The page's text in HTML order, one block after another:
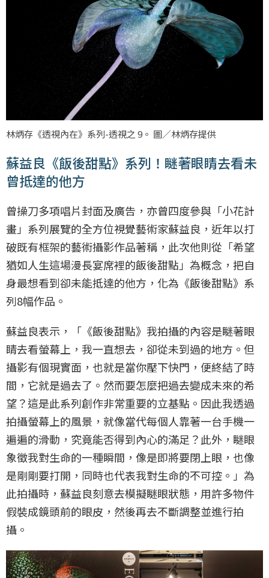
林炳存《透視內在》系列-透視之 9。 圖／林炳存提供
蘇益良《飯後甜點》系列！瞇著眼睛去看未
曾抵達的他方
曾操刀多項唱片封面及廣告，亦曾四度參與「小花計
畫」系列展覽的全方位視覺藝術家蘇益良，近年以打
破既有框架的藝術攝影作品著稱，此次他則從「希望
猶如人生這場漫長宴席裡的飯後甜點」為概念，把自
身最想看到卻未能抵達的他方，化為《飯後甜點》系
列8幅作品。
蘇益良表示，「《飯後甜點》我拍攝的內容是瞇著眼
睛去看螢幕上，我一直想去，卻從未到過的地方。但
攝影有個現實面，也就是當你壓下快門，便終結了時
間，它就是過去了。然而要怎麼把過去變成未來的希
望？這是此系列創作非常重要的立基點。因此我透過
拍攝螢幕上的風景，就像當代每個人靠著一台手機一
遍遍的滑動，究竟能否得到內心的滿足？此外，瞇眼
象徵我對生命的一種瞬間，像是即將要閉上眼，也像
是剛剛要打開，同時也代表我對生命的不可控。」為
此拍攝時，蘇益良刻意去模擬瞇眼狀態，用許多物件
假裝成鏡頭前的眼皮，然後再去不斷調整並進行拍
攝。